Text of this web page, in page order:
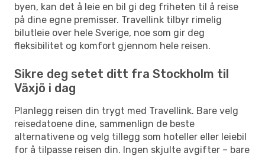
byen, kan det å leie en bil gi deg friheten til å reise
på dine egne premisser. Travellink tilbyr rimelig
bilutleie over hele Sverige, noe som gir deg
fleksibilitet og komfort gjennom hele reisen.
Sikre deg setet ditt fra Stockholm til
Växjö i dag
Planlegg reisen din trygt med Travellink. Bare velg
reisedatoene dine, sammenlign de beste
alternativene og velg tillegg som hoteller eller leiebil
for å tilpasse reisen din. Ingen skjulte avgifter – bare